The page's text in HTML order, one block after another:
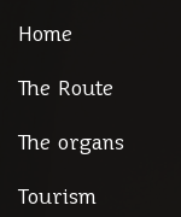
Home
The Route
The organs
Tourism